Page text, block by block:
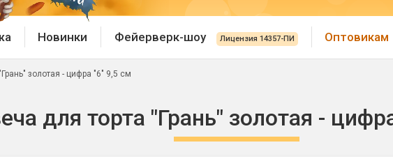
Дневные батареи
Хлопушки и
Новинки Фейерверк-шоу Лицензия 14357-ПИ Оптовикам
золотая - цифра "6" 9,5 см
для торта "Грань" золотая -